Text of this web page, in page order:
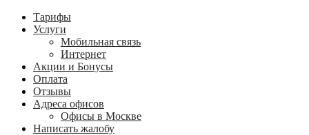
Тарифы
Услуги
Мобильная связь
Интернет
Акции и Бонусы
Оплата
Отзывы
Адреса офисов
Офисы в Москве
Написать жалобу